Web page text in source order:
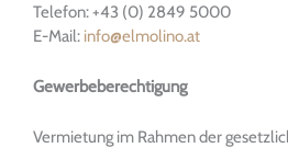
Telefon: +43 (0) 2849 5000
E-Mail: info@elmolino.at
Gewerbeberechtigung
Vermietung im Rahmen der